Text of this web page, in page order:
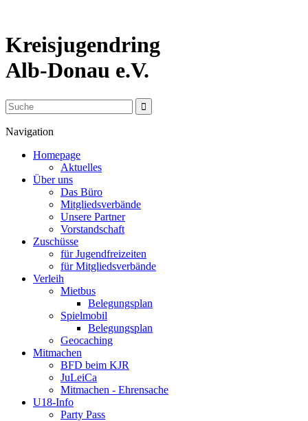
Kreisjugendring
Alb-Donau e.V.
Navigation
Homepage
Aktuelles
Über uns
Das Büro
Mitgliedsverbände
Unsere Partner
Vorstandschaft
Zuschüsse
für Jugendfreizeiten
für Mitgliedsverbände
Verleih
Mietbus
Belegungsplan
Spielmobil
Belegungsplan
Geocaching
Mitmachen
BFD beim KJR
JuLeiCa
Mitmachen - Ehrensache
U18-Info
Party Pass